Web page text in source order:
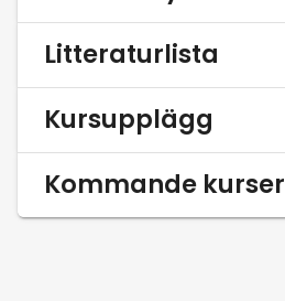
Litteraturlista
Kursupplägg
Kommande kurser